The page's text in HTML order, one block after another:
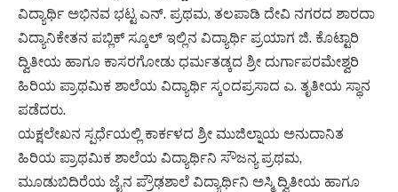
ವಿದ್ಯಾರ್ಥಿ ಅಭಿನವ ಭಟ್ಟ ಎನ್. ಪ್ರಥಮ, ತಲಪಾಡಿ ದೇವಿ ನಗರದ ಶಾರದಾ
ವಿದ್ಯಾನಿಕೇತನ ಪಬ್ಲಿಕ್ ಸ್ಕೂಲ್ ಇಲ್ಲಿನ ವಿದ್ಯಾರ್ಥಿ ಪ್ರಯಾಗ ಜಿ. ಕೊಟ್ಟಾರಿ
ದ್ವಿತೀಯ ಹಾಗೂ ಕಾಸರಗೋಡು ಧರ್ಮತಡ್ಕದ ಶ್ರೀ ದುರ್ಗಾಪರಮೇಶ್ವರಿ
ಹಿರಿಯ ಪ್ರಾಥಮಿಕ ಶಾಲೆಯ ವಿದ್ಯಾರ್ಥಿ ಸ್ಕಂದಪ್ರಸಾದ ಎ. ತೃತೀಯ ಸ್ಥಾನ
ಪಡೆದರು.
ಯಕ್ಷಲೇಖನ ಸ್ಪರ್ಧೆಯಲ್ಲಿ ಕಾರ್ಕಳದ ಶ್ರೀ ಮುಜಿಲ್ನಾಯ ಅನುದಾನಿತ
ಹಿರಿಯ ಪ್ರಾಥಮಿಕ ಶಾಲೆಯ ವಿದ್ಯಾರ್ಥಿನಿ ಸೌಜನ್ಯ ಪ್ರಥಮ,
ಮೂಡುಬಿದಿರೆಯ ಜೈನ ಪ್ರೌಢಶಾಲೆ ವಿದ್ಯಾರ್ಥಿನಿ ಅಸ್ಮಿ ದ್ವಿತೀಯ ಹಾಗೂ